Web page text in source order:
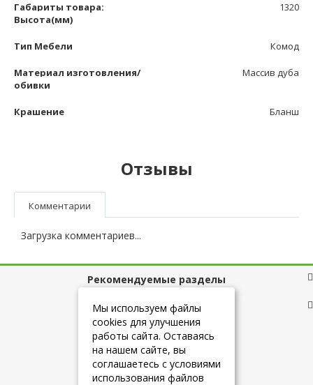
Габариты товара:
Высота(мм)
1320
Тип Мебели Комод
Материал изготовления/
обивки
Массив дуба
Крашение Бланш
Отзывы
Комментарии
Загрузка комментариев...
Рекомендуемые разделы
Полезные ссылки
+7 (925) 084-10-60
Мы используем файлы
cookies для улучшения
работы сайта. Оставаясь
на нашем сайте, вы
соглашаетесь с условиями
использования файлов